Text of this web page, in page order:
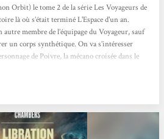
Orbit) le tome 2 de la série Les Voyageurs de
là où s’était terminé L'Espace d'un an.
membre de l’équipage du Voyageur, sauf
un corps synthétique. On va s’intéresser
de Poivre, la mécano croisée dans le
— ou essayer...